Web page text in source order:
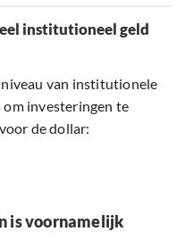
institutioneel geld
van institutionele
investeringen te
de dollar:
is voornamelijk